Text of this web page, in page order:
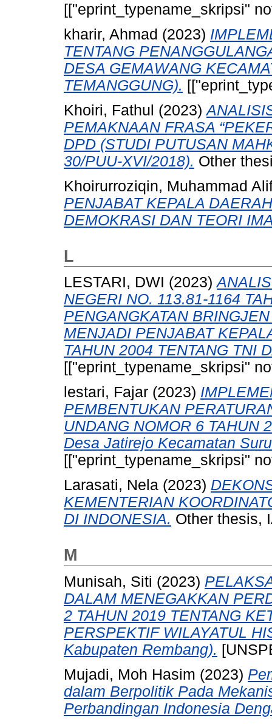
[["eprint_typename_skripsi"
kharir, Ahmad (2023)
TENTANG
DESA GEMAWANG
TEMANGGUNG).
Khoiri, Fathul (2023)
PEMAKNAAN FRASA
DPD (STUDI PUTUSAN
30/PUU-XVI/2018). Other
Khoirurroziqin, Muhammad
PENJABAT KEPALA
DEMOKRASI DAN TEORI
L
LESTARI, DWI (2023)
NEGERI NO. 113.81-1164
PENGANGKATAN
MENJADI PENJABAT
TAHUN 2004 TENTANG TNI
[["eprint_typename_skripsi"
lestari, Fajar (2023)
PEMBENTUKAN
UNDANG NOMOR 6 TAHUN
Desa Jatirejo Kecamatan
[["eprint_typename_skripsi"
Larasati, Nela (2023)
KEMENTERIAN
DI INDONESIA. Other thesis,
M
Munisah, Siti (2023)
DALAM MENEGAKKAN
2 TAHUN 2019 TENTANG
PERSPEKTIF WILAYATUL
Kabupaten Rembang).
Mujadi, Moh Hasim (2023)
dalam Berpolitik Pada
Perbandingan Indonesia